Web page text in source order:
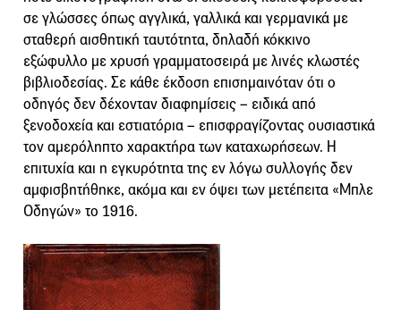
σε γλώσσες όπως αγγλικά, γαλλικά και γερμανικά με
σταθερή αισθητική ταυτότητα, δηλαδή κόκκινο
εξώφυλλο με χρυσή γραμματοσειρά με λινές κλωστές
βιβλιοδεσίας. Σε κάθε έκδοση επισημαινόταν ότι ο
οδηγός δεν δέχονταν διαφημίσεις – ειδικά από
ξενοδοχεία και εστιατόρια – επισφραγίζοντας ουσιαστικά
τον αμερόληπτο χαρακτήρα των καταχωρήσεων. Η
επιτυχία και η εγκυρότητα της εν λόγω συλλογής δεν
αμφισβητήθηκε, ακόμα και εν όψει των μετέπειτα «Μπλε
Οδηγών» το 1916.